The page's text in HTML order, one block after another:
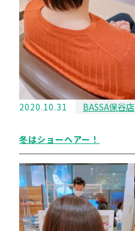
2020.10.31 BASSA保谷店
冬はショーヘアー！